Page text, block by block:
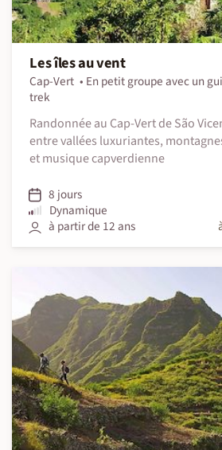
Les îles au vent
Cap-Vert En petit groupe avec un
trek
Randonnée au Cap-Vert de São
entre vallées luxuriantes,
et musique capverdienne
8 jours
Dynamique
à partir de 12 ans